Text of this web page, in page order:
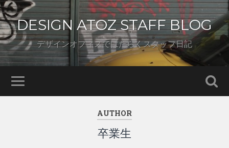
DESIGN ATOZ STAFF BLOG
デザインオフィスではたらくスタッフ日記
AUTHOR
卒業生